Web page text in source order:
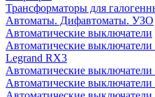
Трансформаторы для
Автоматы. Дифавтоматы. УЗО
Автоматические выключатели
Автоматические
Legrand RX3
Автоматические
Автоматические